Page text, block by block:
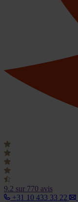
9.2 sur 770 avis
+31 10 433 33 22